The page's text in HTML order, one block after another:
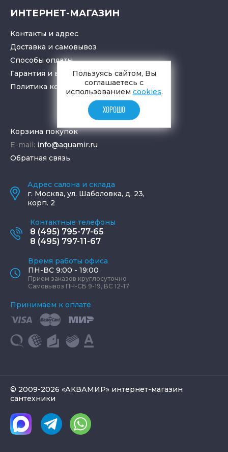
ИНТЕРНЕТ-МАГАЗИН
Контакты и адрес
Доставка и самовывоз
Способы оплаты
Гарантия и возврат товара
Политика конфиденциальности
Корзина покупок
E-mail: info@aquamir.ru
Обратная связь
Адрес салона и склада
г. Москва, ул. Шаболовка, д. 23,
корп. 2
Контактные телефоны
8 (495) 795-77-65
8 (495) 797-11-67
Время работы офиса
ПН-ВС 9:00 - 19:00
Прием заказов круглосуточно
Самовывоз ПН-СБ 9-19, ВС 12-17
Принимаем к оплате
© 2009-2026 «АКВАМИР» интернет-магазин
сантехники
Пользуясь сайтом, Вы
соглашаетесь с
использованием cookies.
ХОРОШО